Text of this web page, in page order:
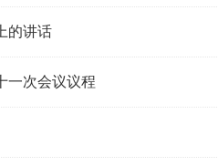
的讲话
一次会议议程